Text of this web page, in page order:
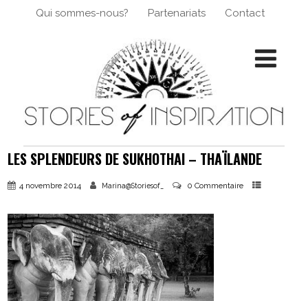
Qui sommes-nous? Partenariats Contact
LES SPLENDEURS DE SUKHOTHAI – THAÏLANDE
4 novembre 2014 Marina@Storiesof_ 0 Commentaire